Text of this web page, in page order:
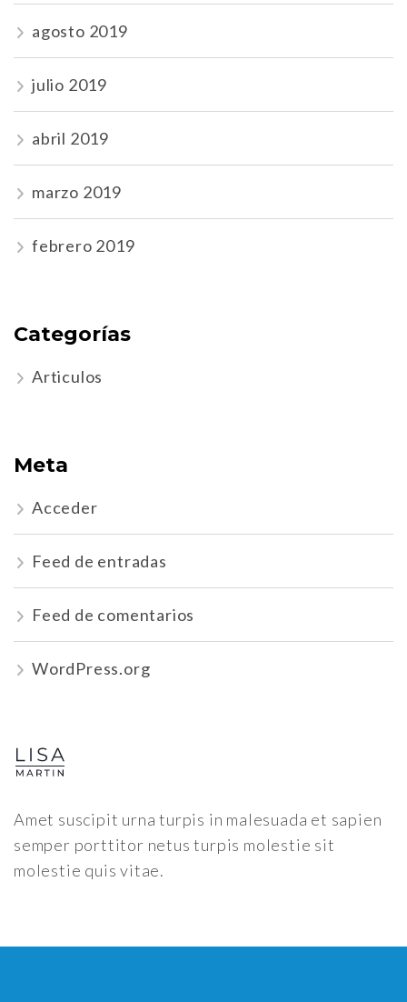
agosto 2019
julio 2019
abril 2019
marzo 2019
febrero 2019
Categorías
Articulos
Meta
Acceder
Feed de entradas
Feed de comentarios
WordPress.org
Amet suscipit urna turpis in malesuada et sapien
semper porttitor netus turpis molestie sit
molestie quis vitae.